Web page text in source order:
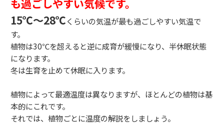
15℃～28℃くらいの気温が最も過ごしやすい気温で
す。
植物は30℃を超えると逆に成育が緩慢になり、半休眠状態
になります。
冬は生育を止めて休眠に入ります。
植物によって最適温度は異なりますが、ほとんどの植物は基
本的にこれです。
それでは、植物ごとに温度の解説をしましょう。